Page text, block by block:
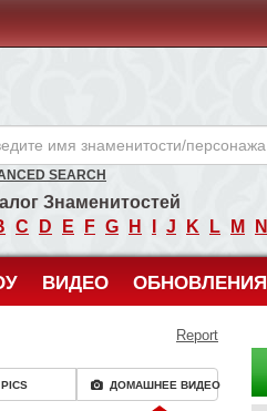
SEARCH
Знаменитостей
C D E F G H J K L M N
ВИДЕО ОБНОВЛЕНИЯ
Report
PICS ДОМАШНЕЕ ВИДЕО